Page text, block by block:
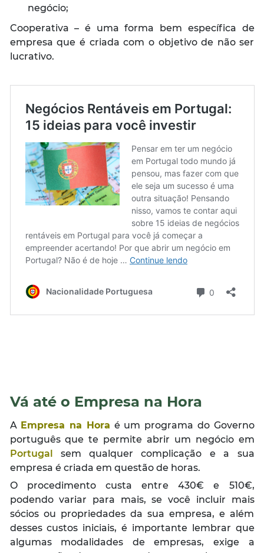
negócio;
Cooperativa – é uma forma bem específica de
empresa que é criada com o objetivo de não ser
lucrativo.
Vá até o Empresa na Hora
A Empresa na Hora é um programa do Governo
português que te permite abrir um negócio em
Portugal sem qualquer complicação e a sua
empresa é criada em questão de horas.
O procedimento custa entre 430€ e 510€,
podendo variar para mais, se você incluir mais
sócios ou propriedades da sua empresa, e além
desses custos iniciais, é importante lembrar que
algumas modalidades de empresas, exige a